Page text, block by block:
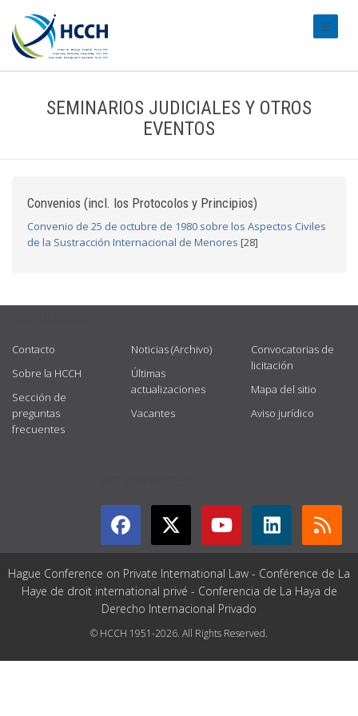
SEMINARIOS JUDICIALES Y OTROS
EVENTOS
Convenios (incl. los Protocolos y Principios)
Convenio de 25 de octubre de 1980 sobre los Aspectos Civiles
de la Sustracción Internacional de Menores [28]
Contacto
Sobre la HCCH
Sección de
preguntas
frecuentes
Noticias (Archivo)
Últimas
actualizaciones
Vacantes
Convocatorias de
licitación
Mapa del sitio
Aviso jurídico
Hague Conference on Private International Law - Conférence de La
Haye de droit international privé - Conferencia de La Haya de
Derecho Internacional Privado
© HCCH 1951-2026. All Rights Reserved.